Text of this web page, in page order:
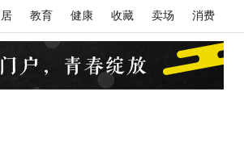
教育 健康 收藏 卖场 消费